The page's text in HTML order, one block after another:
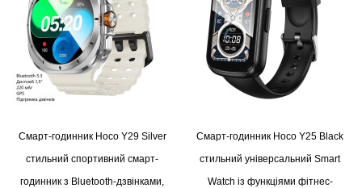
Смарт-годинник Hoco Y29 Silver
стильний спортивний смарт-
годинник з Bluetooth-дзвінками,
Смарт-годинник Hoco Y25 Black
стильний універсальний Smart
Watch із функціями фітнес-